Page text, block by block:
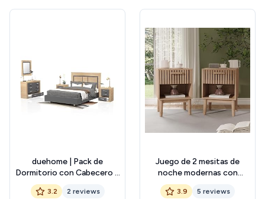
duehome | Pack de
Dormitorio con Cabecero +
2 mesitas de Noche +
Comoda y Espejo,
3.2 2 reviews
Juego de 2 mesitas de
noche modernas con
cajones, puertas de cama
con almacenamiento,
3.9 5 reviews